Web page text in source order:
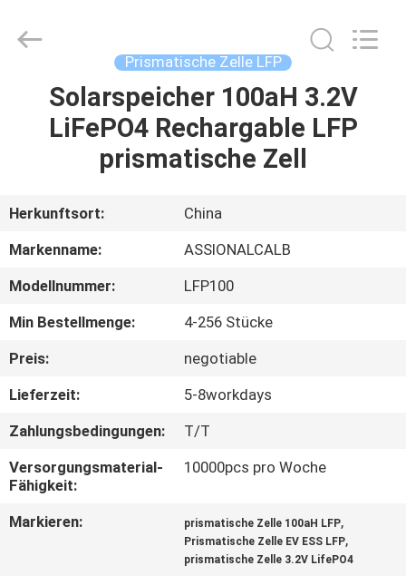
HAUS
PRODUKTE
ÜBER
UNS
FABRIK-
AUSFLUG
QUALITÄTSKONTROLLE
TRETEN
SIE
MIT
Ltd..
Prismatische Zelle LFP
Solarspeicher 100aH 3.2V
LiFePO4 Rechargable LFP
prismatische Zell
Herkunftsort:
China
Markenname:
ASSIONALCALB
Modellnummer:
LFP100
Min Bestellmenge:
4-256 Stücke
Preis:
negotiable
Lieferzeit:
5-8workdays
Zahlungsbedingungen:
T/T
Versorgungsmaterial-
Fähigkeit:
10000pcs pro Woche
Markieren: prismatische Zelle 100aH LFP,
Prismatische Zelle EV ESS LFP,
prismatische Zelle 3.2V LifePO4